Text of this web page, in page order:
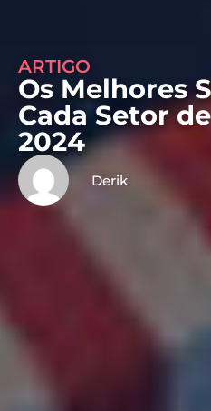
ARTIGO
Os Melhores
Cada Setor
2024
Derik